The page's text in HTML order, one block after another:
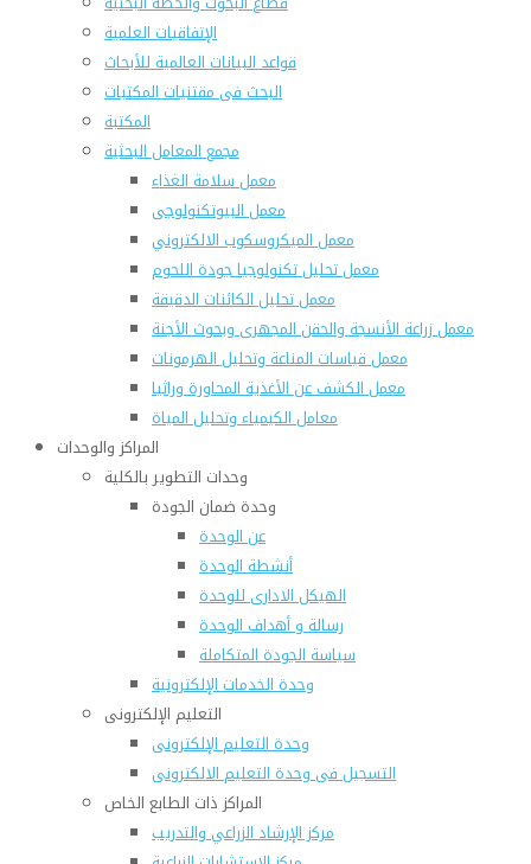
الإتفاقيات العلمية
قواعد البيانات العالمية للأبحاث
البحث فى مقتنيات المكتبات
المكتبة
مجمع المعامل البحثية
معمل سلامة الغذاء
معمل البيوتكنولوجى
معمل الميكروسكوب الالكتروني
معمل تحليل تكنولوجيا جودة اللحوم
معمل تحليل الكائنات الدقيقة
معمل زراعة الأنسجة والحقن المجهرى وبحوث الأجنة
معمل قياسات المناعة وتحليل الهرمونات
معمل الكشف عن الأغذية المحاورة وراثيا
معامل الكيمياء وتحليل المياة
المراكز والوحدات
وحدات التطوير بالكلية
وحدة ضمان الجودة
عن الوحدة
أنشطة الوحدة
الهيكل الادارى للوحدة
رسالة و أهداف الوحدة
سياسة الجودة المتكاملة
وحدة الخدمات الإلكترونية
التعليم الإلكترونى
وحدة التعليم الإلكترونى
التسجيل فى وحدة التعليم الالكترونى
المراكز ذات الطابع الخاص
مركز الإرشاد الزراعي والتدريب